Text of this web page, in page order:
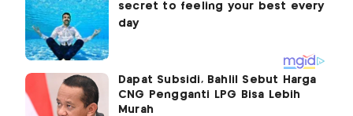
Dapat Subsidi, Bahlil Sebut Harga
CNG Pengganti LPG Bisa Lebih
Murah